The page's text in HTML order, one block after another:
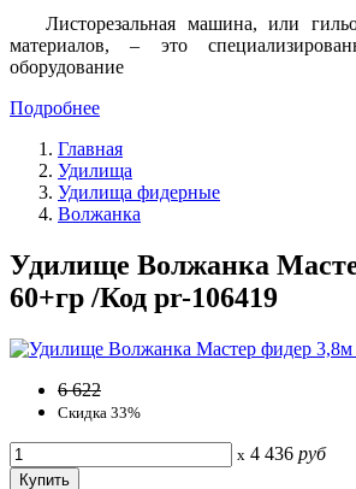
Листорезальная машина, или
материалов, – это
оборудование
Подробнее
Главная
Удилища
Удилища фидерные
Волжанка
Удилище Волжанка
60+гр /Код pr-106419
6 622
Скидка 33%
x 4 436 руб